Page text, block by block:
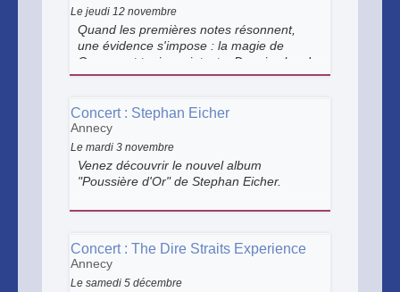
Le jeudi 12 novembre
Quand les premières notes résonnent,
une évidence s'impose : la magie de
Queen est toujours intacte. Depuis plus de
vingt ans, "One night of Queen" fait vibrer
imposé comme le plus grand hommage à
Queen au monde.
Concert : Stephan Eicher
Annecy
Le mardi 3 novembre
Venez découvrir le nouvel album
"Poussière d'Or" de Stephan Eicher.
Concert : The Dire Straits Experience
Annecy
Le samedi 5 décembre